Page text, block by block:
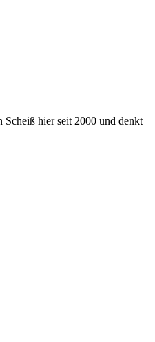
hier seit 2000 und denkt